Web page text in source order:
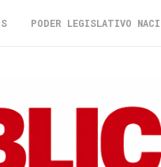
PODER LEGISLATIVO